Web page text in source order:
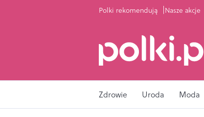
Polki rekomendują Nasze akcje
Zdrowie Uroda Moda